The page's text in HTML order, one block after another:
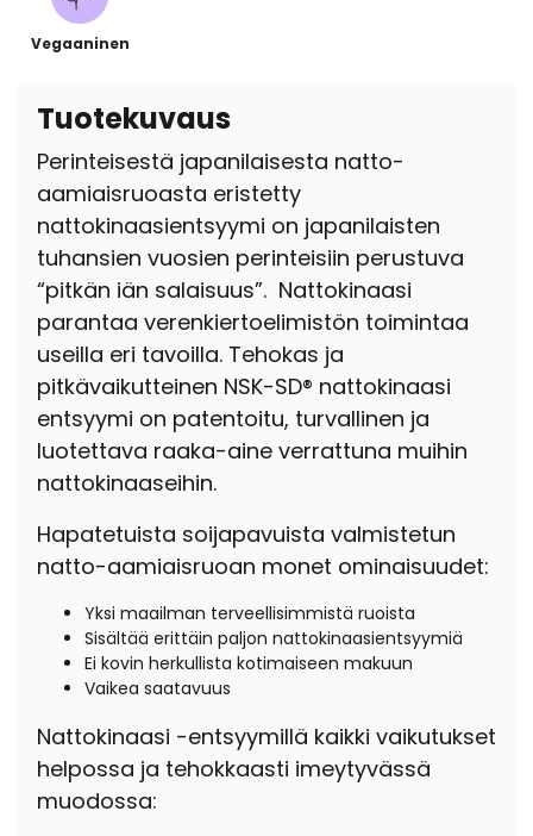
Vegaaninen
Tuotekuvaus
Perinteisestä japanilaisesta natto-
aamiaisruoasta eristetty
nattokinaasientsyymi on japanilaisten
tuhansien vuosien perinteisiin perustuva
“pitkän iän salaisuus”. Nattokinaasi
parantaa verenkiertoelimistön toimintaa
useilla eri tavoilla. Tehokas ja
pitkävaikutteinen NSK-SD® nattokinaasi
entsyymi on patentoitu, turvallinen ja
luotettava raaka-aine verrattuna muihin
nattokinaaseihin.
Hapatetuista soijapavuista valmistetun
natto-aamiaisruoan monet ominaisuudet:
Yksi maailman terveellisimmistä ruoista
Sisältää erittäin paljon nattokinaasientsyymiä
Ei kovin herkullista kotimaiseen makuun
Vaikea saatavuus
Nattokinaasi -entsyymillä kaikki vaikutukset
helpossa ja tehokkaasti imeytyvässä
muodossa: